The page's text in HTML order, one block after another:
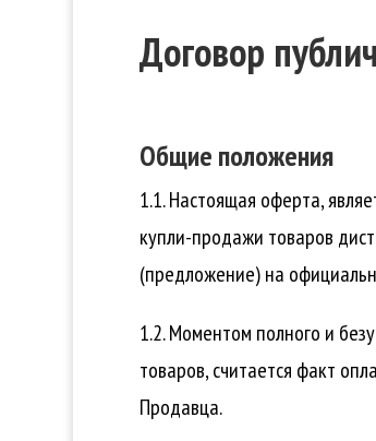
Договор
Общие положения
1.1. Настоящая оферта,
купли-продажи товаров
(предложение) на
1.2. Моментом полного и
товаров, считается факт
Продавца.